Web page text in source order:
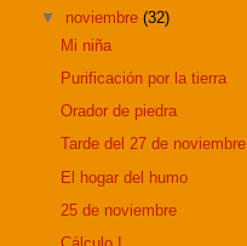
▼ noviembre(32)
Mi niña
Purificación por la tierra
Orador de piedra
Tarde del 27 de noviembre
El hogar del humo
25 de noviembre